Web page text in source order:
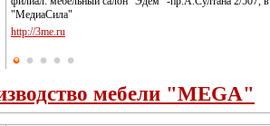
"МедиаСила"
http://3me.ru
мебели "MEGA"